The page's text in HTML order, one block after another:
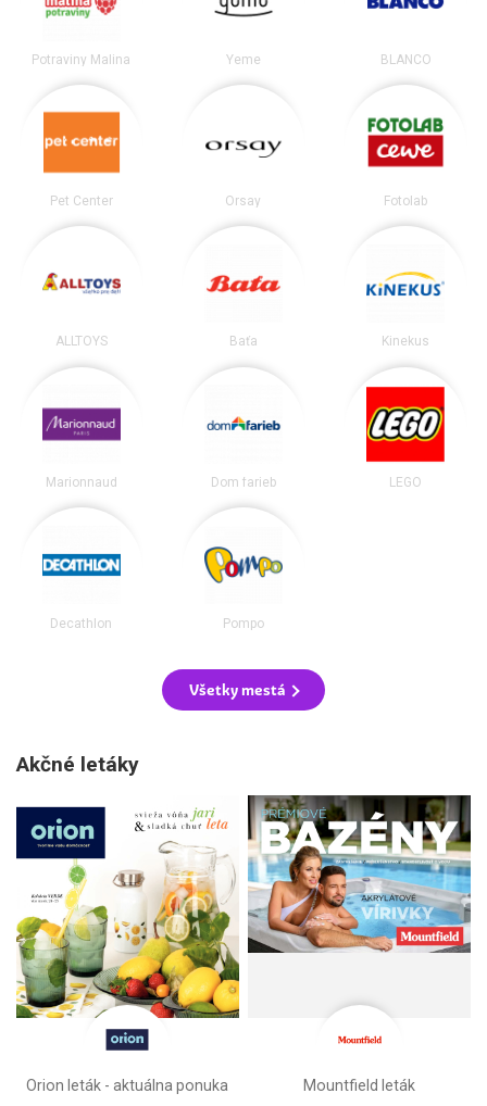
Potraviny Malina Yeme BLANCO
Pet Center Orsay Fotolab
ALLTOYS Baťa Kinekus
Marionnaud Dom farieb LEGO
Decathlon Pompo
Všetky mestá
Akčné letáky
Orion leták - aktuálna ponuka Mountfield leták